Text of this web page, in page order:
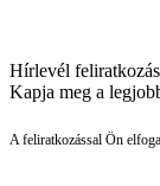
Hírlevél feliratkozás
Kapja meg a
A feliratkozással Ön